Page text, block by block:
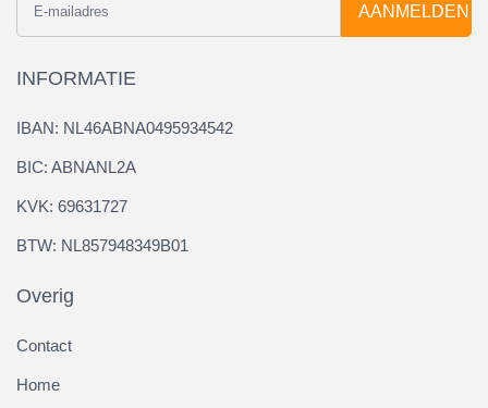
AANMELDEN
INFORMATIE
IBAN: NL46ABNA0495934542
BIC: ABNANL2A
KVK: 69631727
BTW: NL857948349B01
Overig
Contact
Home